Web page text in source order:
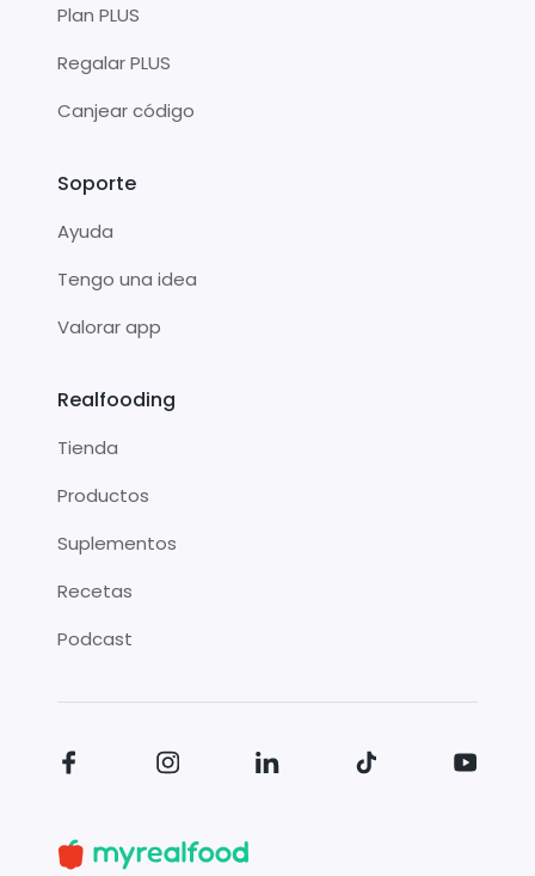
Plan PLUS
Regalar PLUS
Canjear código
Soporte
Ayuda
Tengo una idea
Valorar app
Realfooding
Tienda
Productos
Suplementos
Recetas
Podcast